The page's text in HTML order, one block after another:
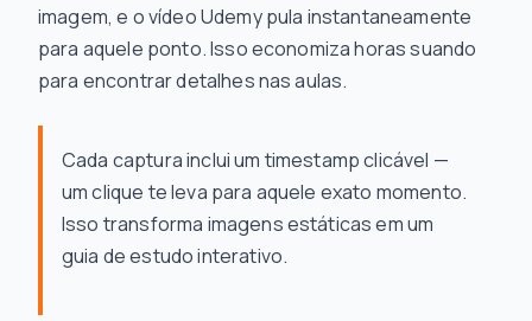
imagem, e o vídeo Udemy pula instantaneamente
para aquele ponto. Isso economiza horas suando
para encontrar detalhes nas aulas.
Cada captura inclui um timestamp clicável —
um clique te leva para aquele exato momento.
Isso transforma imagens estáticas em um
guia de estudo interativo.